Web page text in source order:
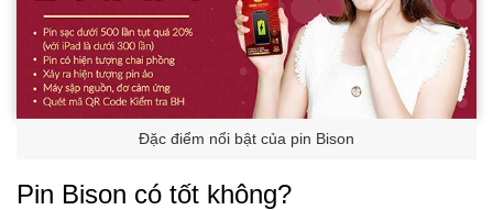
Đặc điểm nổi bật của pin Bison
Pin Bison có tốt không?